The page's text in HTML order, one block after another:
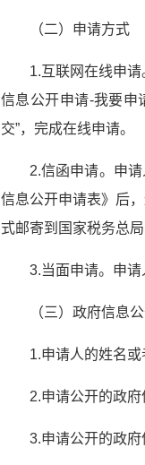
（二）申请方式
1.互联网在线申
信息公开申请-我要申
交”，完成在线申请。
2.信函申请。申
信息公开申请表》后
式邮寄到国家税务总
3.当面申请。申
（三）政府信息
1.申请人的姓名或
2.申请公开的政
3.申请公开的政府